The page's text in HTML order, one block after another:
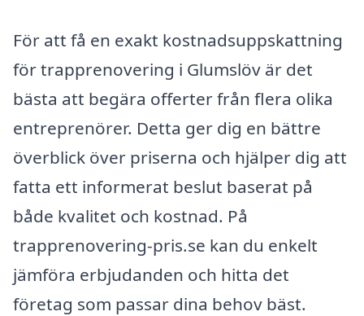
För att få en exakt kostnadsuppskattning
för trapprenovering i Glumslöv är det
bästa att begära offerter från flera olika
entreprenörer. Detta ger dig en bättre
överblick över priserna och hjälper dig att
fatta ett informerat beslut baserat på
både kvalitet och kostnad. På
trapprenovering-pris.se kan du enkelt
jämföra erbjudanden och hitta det
företag som passar dina behov bäst.